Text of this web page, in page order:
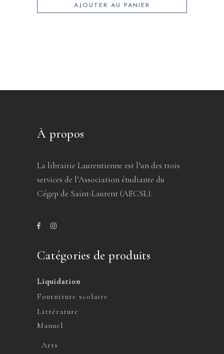
AJOUTER AU PANIER
À propos
La librairie Laurentienne est l’un des trois
services de l’Association étudiante du
Cégep de Saint-Laurent (AECSL).
Catégories de produits
Liquidation
Fourniture scolaire
Littérature
Manuel
Arts